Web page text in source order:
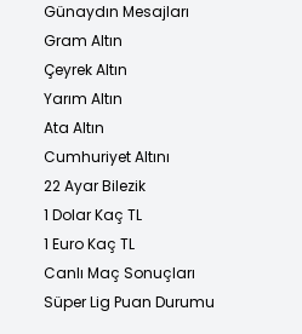
Günaydın Mesajları
Gram Altın
Çeyrek Altın
Yarım Altın
Ata Altın
Cumhuriyet Altını
22 Ayar Bilezik
1 Dolar Kaç TL
1 Euro Kaç TL
Canlı Maç Sonuçları
Süper Lig Puan Durumu